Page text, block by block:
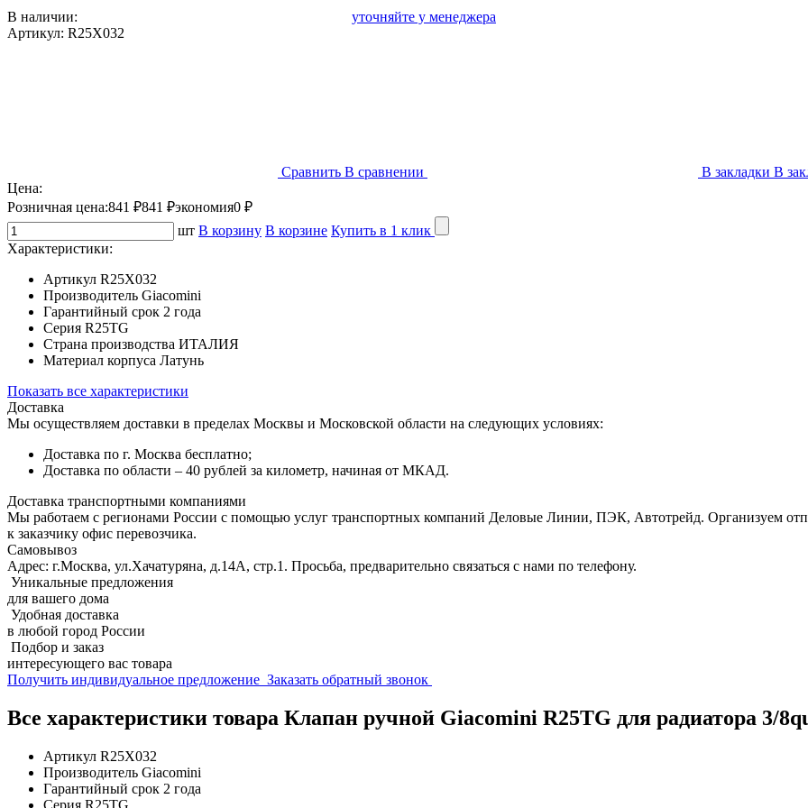
В наличии:
уточняйте у менеджера
Артикул: R25X032
Сравнить В сравнении В закладки В
Цена:
Розничная цена:841 ₽841 ₽экономия0 ₽
шт В корзину В корзине Купить в 1 клик
Характеристики:
Артикул R25X032
Производитель Giacomini
Гарантийный срок 2 года
Серия R25TG
Страна производства ИТАЛИЯ
Материал корпуса Латунь
Показать все характеристики
Доставка
Мы осуществляем доставки в пределах Москвы и Московской области на следующих условиях:
Доставка по г. Москва бесплатно;
Доставка по области – 40 рублей за километр, начиная от МКАД.
Доставка транспортными компаниями
Мы работаем с регионами России с помощью услуг транспортных компаний Деловые Линии, ПЭК, Автотрейд. Организуем
к заказчику офис перевозчика.
Самовывоз
Адрес: г.Москва, ул.Хачатуряна, д.14А, стр.1. Просьба, предварительно связаться с нами по телефону.
Уникальные предложения
для вашего дома
Удобная доставка
в любой город России
Подбор и заказ
интересующего вас товара
Получить индивидуальное предложение Заказать обратный звонок
Все характеристики товара Клапан ручной Giacomini R25TG для радиатора 3/
Артикул R25X032
Производитель Giacomini
Гарантийный срок 2 года
Серия R25TG